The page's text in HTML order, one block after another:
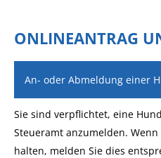
ONLINEANTRAG
An- oder Abmeldung einer
Sie sind verpflichtet, eine
Steueramt anzumelden.
halten, melden Sie dies